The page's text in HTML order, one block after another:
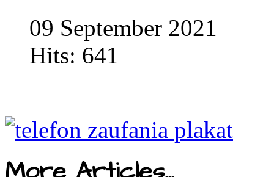
09 September 2021
Hits: 641